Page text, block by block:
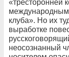
«тресторонней
международным
клуба». Но их
выработке
неосознанный